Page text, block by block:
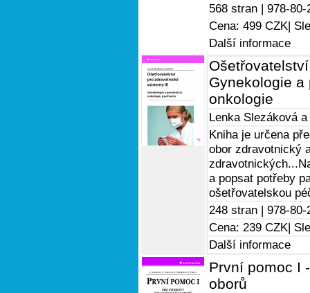
568 stran | 978-80-
Cena: 499 CZK|
Další informace
Gynekologie
onkologie
Lenka Slezáková a
Kniha je určena
obor zdravotnický
a popsat potřeby
ošetřovatelskou
248 stran | 978-80-
Cena: 239 CZK|
Další informace
První pomoc I
oborů